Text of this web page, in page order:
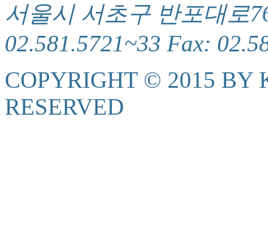
서울시 서초구 반포대로
02.581.5721~33 Fax:
COPYRIGHT © 2015 BY
RESERVED